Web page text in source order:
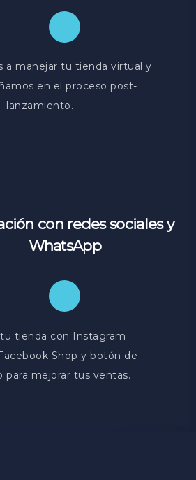
a manejar tu tienda virtual y
en el proceso post-
lanzamiento.
con redes sociales y
WhatsApp
tienda con Instagram
Shop y botón de
para mejorar tus ventas.